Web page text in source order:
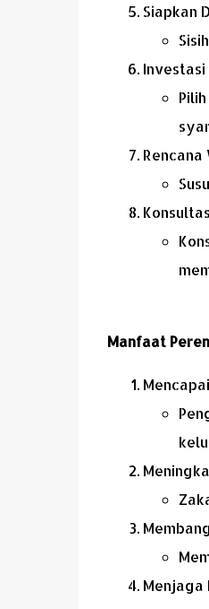
Siapkan
Investasi
Rencana
Manfaat
Menjaga